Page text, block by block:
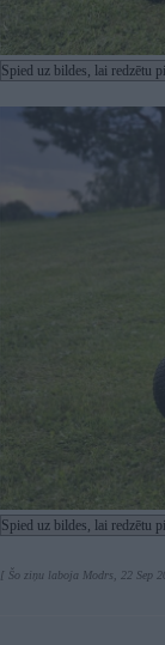
Spied uz bildes, lai redzētu
Spied uz bildes, lai redzētu
[ Šo ziņu laboja Modrs, 22 Sep